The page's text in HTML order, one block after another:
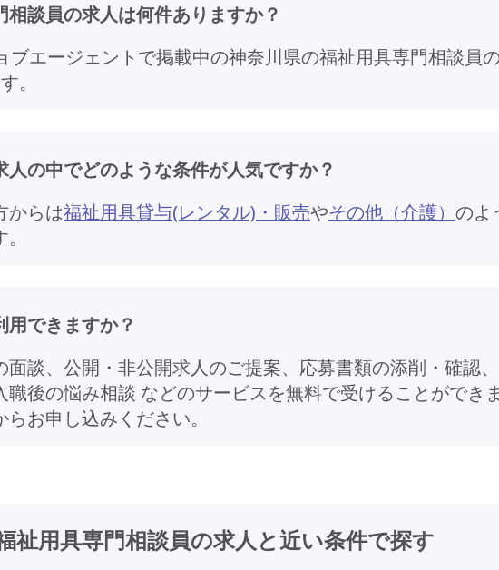
談員の求人は何件ありますか？
ブエージェントで掲載中の神奈川県の福祉用具専門相談員
。
の中でどのような条件が人気ですか？
からは福祉用具貸与(レンタル)・販売やその他（介護） のよ
できますか？
面談、公開・非公開求人のご提案、応募書類の添削・確認
職後の悩み相談 などのサービスを無料で受けることができ
らお申し込みください。
祉用具専門相談員の求人と近い条件で探す